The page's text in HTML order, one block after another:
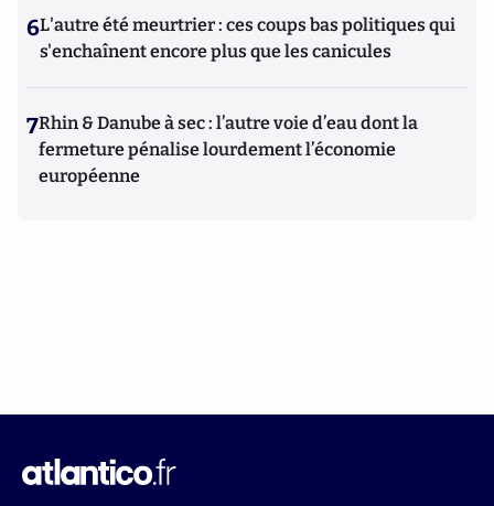
6L'autre été meurtrier : ces coups bas politiques qui
s'enchaînent encore plus que les canicules
7Rhin & Danube à sec : l’autre voie d’eau dont la
fermeture pénalise lourdement l’économie
européenne